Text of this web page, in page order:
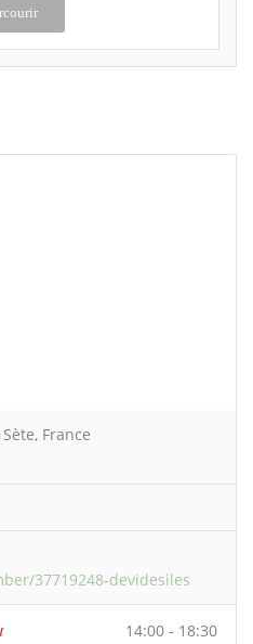
France
37719248-devidesiles
14:00 - 18:30